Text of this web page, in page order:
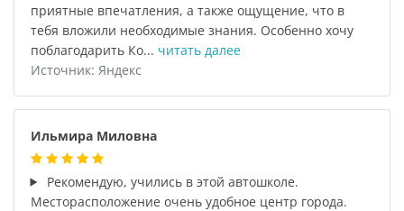
приятные впечатления, а также ощущение, что в
тебя вложили необходимые знания. Особенно хочу
поблагодарить Ко... читать далее
Источник: Яндекс
Ильмира Миловна
Рекомендую, учились в этой автошколе.
Месторасположение очень удобное центр города.